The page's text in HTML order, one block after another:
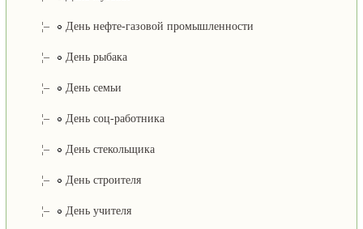
¦– День нефте-газовой промышленности
¦– День рыбака
¦– День семьи
¦– День соц-работника
¦– День стекольщика
¦– День строителя
¦– День учителя